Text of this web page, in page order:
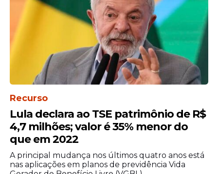
governamental, priorizando ações
vinculadas diretamente ao Palácio do
Planalto em detrimento da divulgação de
políticas públicas conduzidas pelos
ministérios.
Recurso
Lula declara ao TSE patrimônio de R$
4,7 milhões; valor é 35% menor do
que em 2022
A principal mudança nos últimos quatro anos está
nas aplicações em planos de previdência Vida